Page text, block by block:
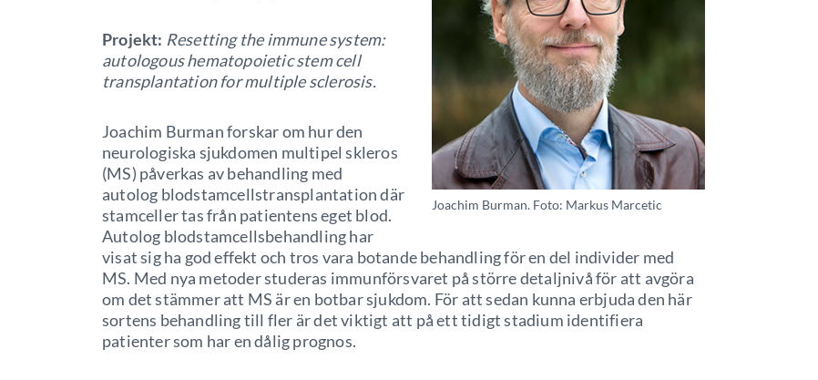
Joachim Burman. Foto: Markus Marcetic
Projekt: Resetting the immune system:
autologous hematopoietic stem cell
transplantation for multiple sclerosis.
Joachim Burman forskar om hur den
neurologiska sjukdomen multipel skleros
(MS) påverkas av behandling med
autolog blodstamcellstransplantation där
stamceller tas från patientens eget blod.
Autolog blodstamcellsbehandling har
visat sig ha god effekt och tros vara botande behandling för en del individer med
MS. Med nya metoder studeras immunförsvaret på större detaljnivå för att avgöra
om det stämmer att MS är en botbar sjukdom. För att sedan kunna erbjuda den här
sortens behandling till fler är det viktigt att på ett tidigt stadium identifiera
patienter som har en dålig prognos.